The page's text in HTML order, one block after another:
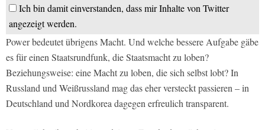
Ich bin damit einverstanden, dass mir Inhalte von Twitter
angezeigt werden.
Power bedeutet übrigens Macht. Und welche bessere Aufgabe gäbe
es für einen Staatsrundfunk, die Staatsmacht zu loben?
Beziehungsweise: eine Macht zu loben, die sich selbst lobt? In
Russland und Weißrussland mag das eher versteckt passieren – in
Deutschland und Nordkorea dagegen erfreulich transparent.